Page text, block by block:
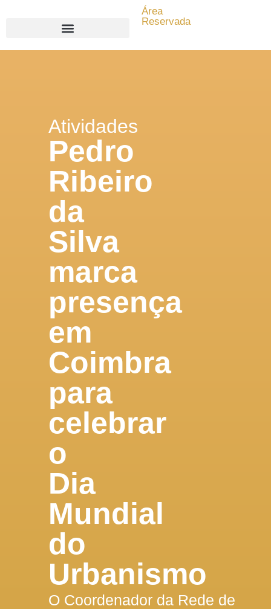
Área
Reservada
Atividades
Pedro
Ribeiro
da
Silva
marca
presença
em
Coimbra
para
celebrar
o
Dia
Mundial
do
Urbanismo
O Coordenador da Rede de